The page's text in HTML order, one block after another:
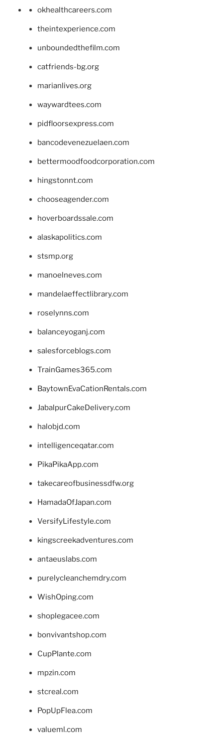
okhealthcareers.com
theintexperience.com
unboundedthefilm.com
catfriends-bg.org
marianlives.org
waywardtees.com
pidfloorsexpress.com
bancodevenezuelaen.com
bettermoodfoodcorporation.com
hingstonnt.com
chooseagender.com
hoverboardssale.com
alaskapolitics.com
stsmp.org
manoelneves.com
mandelaeffectlibrary.com
roselynns.com
balanceyoganj.com
salesforceblogs.com
TrainGames365.com
BaytownEvaCationRentals.com
JabalpurCakeDelivery.com
halobjd.com
intelligenceqatar.com
PikaPikaApp.com
takecareofbusinessdfw.org
HamadaOfJapan.com
VersifyLifestyle.com
kingscreekadventures.com
antaeuslabs.com
purelycleanchemdry.com
WishOping.com
shoplegacee.com
bonvivantshop.com
CupPlante.com
mpzin.com
stcreal.com
PopUpFlea.com
valueml.com